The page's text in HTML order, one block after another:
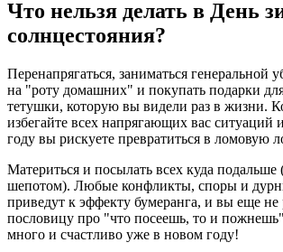
Что нельзя делать в День
солнцестояния?
Перенапрягаться, заниматься генеральной
на "роту домашних" и покупать подарки
тетушки, которую вы видели раз в жизни.
избегайте всех напрягающих вас ситуаций
году вы рискуете превратиться в ломовую
Материться и посылать всех куда
шепотом). Любые конфликты, споры и
приведут к эффекту бумеранга, и вы еще не
пословицу про "что посеешь, то и
много и счастливо уже в новом году!